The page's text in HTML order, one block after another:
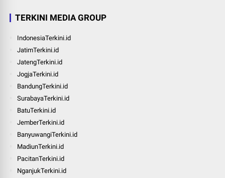
TERKINI MEDIA GROUP
IndonesiaTerkini.id
JatimTerkini.id
JatengTerkini.id
JogjaTerkini.id
BandungTerkini.id
SurabayaTerkini.id
BatuTerkini.id
JemberTerkini.id
BanyuwangiTerkini.id
MadiunTerkini.id
PacitanTerkini.id
NganjukTerkini.id